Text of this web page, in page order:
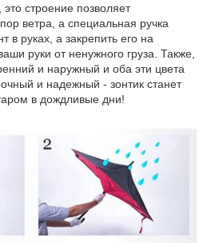
строение позволяет
ветра, а специальная ручка
в руках, а закрепить его на
руки от ненужного груза. Также,
и наружный и оба эти цвета
и надежный - зонтик станет
в дождливые дни!